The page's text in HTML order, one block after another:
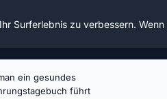
ein gesundes
führt
Surferlebnis zu verbessern.